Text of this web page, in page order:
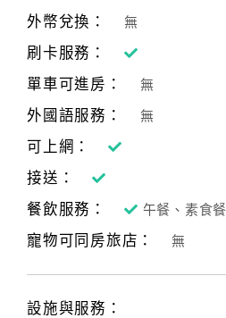
外幣兌換： 無
刷卡服務：
單車可進房：
無
外國語服務： 無
可上網：
接送：
餐飲服務：
午餐、素食
寵物可同房旅店： 無
設施與服務：